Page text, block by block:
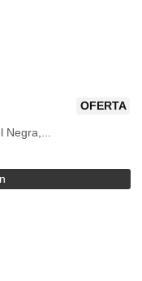
OFERTA
Negra,...